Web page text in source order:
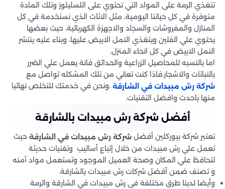
تتغذي الرمة على المواد التي تحتوي على اللسليلوز وتلك المادة
متوفرة في كل حياتنا اليومية، مثل الاثاث الذي نستخدمة في كل
المنازل والمفروشات والسجاد والاجهزة الكهربائية، حيث بعضها
يحتوي علي الفلين ويتغذي النمل الابيض عليها، وبناء عليه ينتشر
النمل الابيض في كل انحاء المنزل.
اما بالنسبه للمحاصيل الزراعية والحدائق فانة يعمل علي الضرر
بالنباتات والاشجار،فاذا كنت تعاني من تلك المشكله تواصل مع
شركة رش مبيدات في الشارقة ،ونحن في خدمتك للتخلص نهائيا
منها باحدث وافضل التقنيات.
أفضل شركة رش مبيدات بالشارقة
تعتبر شركة بيوركلين أفضل شركة رش مبيدات في الشارقة حيث
تعمل علي رش مبيدات من خلال إتباع أساليب وتقنيات حديثة
لتحافظ علي المكان وصحة العميل الموجود وتستعمل مواد آمنه
و تصنف ضمن أفضل شركات رش مبيدات بالشارقة.
وأيضا لدينا طرق مختلفة فى رش مبيدات في الشارقة والرمة